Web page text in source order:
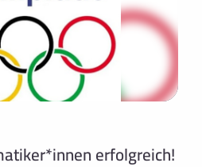
erfolgreich!